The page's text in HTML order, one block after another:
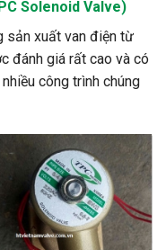
Solenoid Valve)
sản xuất van điện từ
đánh giá rất cao và có
công trình chúng